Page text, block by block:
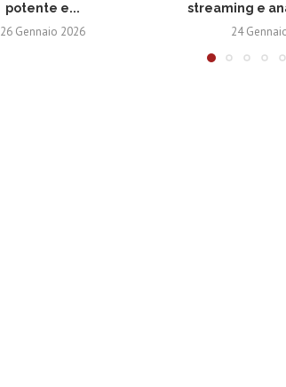
potente e...
26 Gennaio 2026
streaming e
24